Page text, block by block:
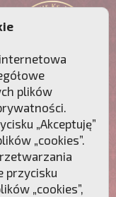
plików
.
„Akceptuję”
„cookies”.
przycisku
„cookies”,